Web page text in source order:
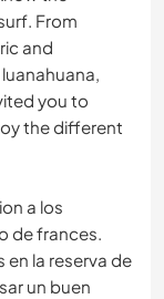
From
and
you to
the different
a los
de frances.
la reserva de
un buen